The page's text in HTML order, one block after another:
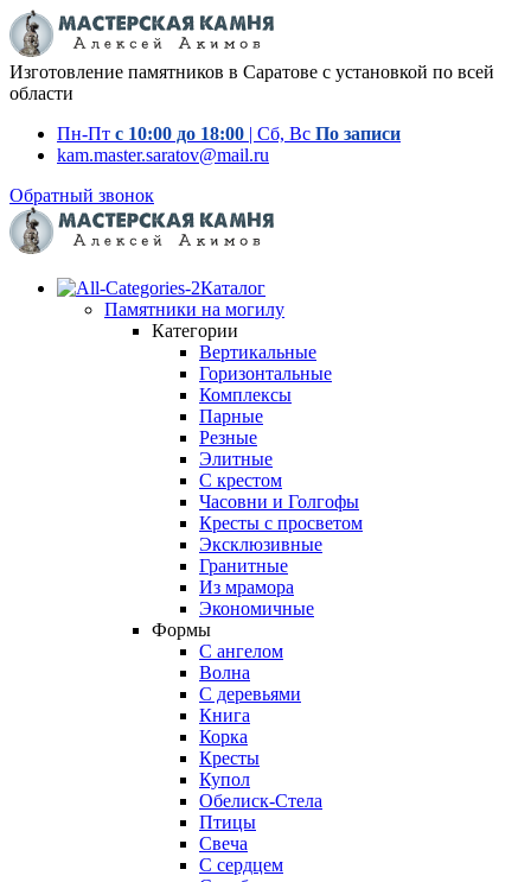
Изготовление памятников в Саратове с установкой по всей
области
Пн-Пт с 10:00 до 18:00 | Сб, Вс По записи
kam.master.saratov@mail.ru
Обратный звонок
Каталог
Памятники на могилу
Категории
Вертикальные
Горизонтальные
Комплексы
Парные
Резные
Элитные
С крестом
Часовни и Голгофы
Кресты с просветом
Эксклюзивные
Гранитные
Из мрамора
Экономичные
Формы
С ангелом
Волна
С деревьями
Книга
Корка
Кресты
Купол
Обелиск-Стела
Птицы
Свеча
С сердцем